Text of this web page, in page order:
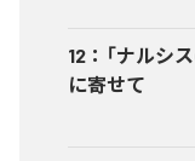
12 ： 「ナルシ
に寄せて